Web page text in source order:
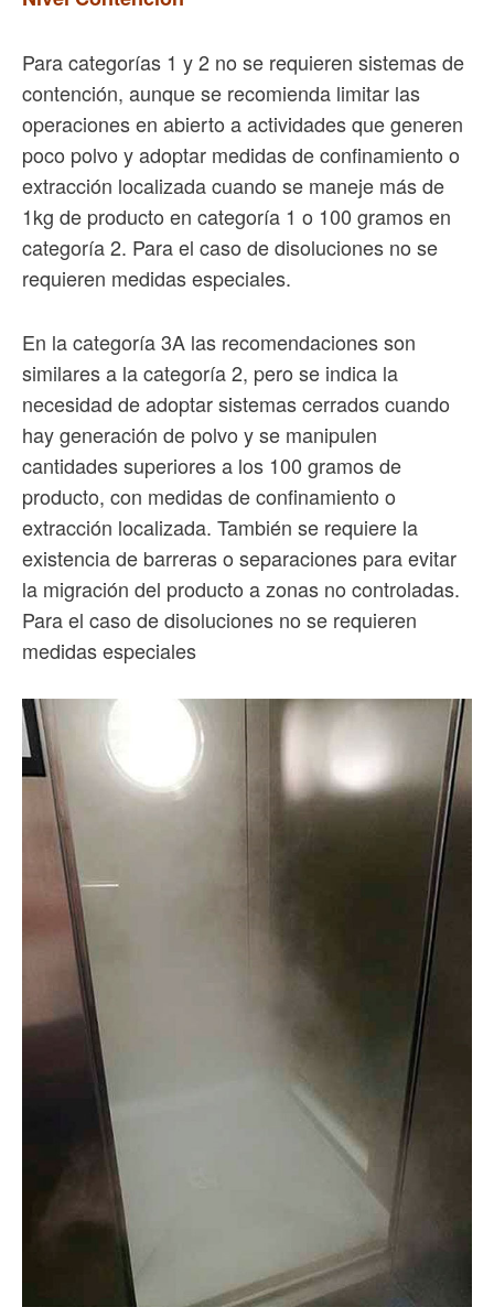
Para categorías 1 y 2 no se requieren sistemas de
contención, aunque se recomienda limitar las
operaciones en abierto a actividades que generen
poco polvo y adoptar medidas de confinamiento o
extracción localizada cuando se maneje más de
1kg de producto en categoría 1 o 100 gramos en
categoría 2. Para el caso de disoluciones no se
requieren medidas especiales.
En la categoría 3A las recomendaciones son
similares a la categoría 2, pero se indica la
necesidad de adoptar sistemas cerrados cuando
hay generación de polvo y se manipulen
cantidades superiores a los 100 gramos de
producto, con medidas de confinamiento o
extracción localizada. También se requiere la
existencia de barreras o separaciones para evitar
la migración del producto a zonas no controladas.
Para el caso de disoluciones no se requieren
medidas especiales